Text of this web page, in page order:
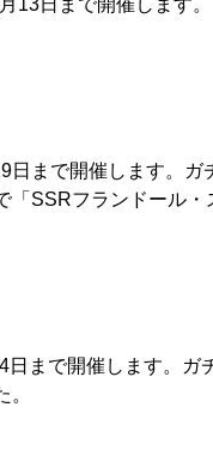
まで開催します。
SSRフランドール
まで開催します。ガ